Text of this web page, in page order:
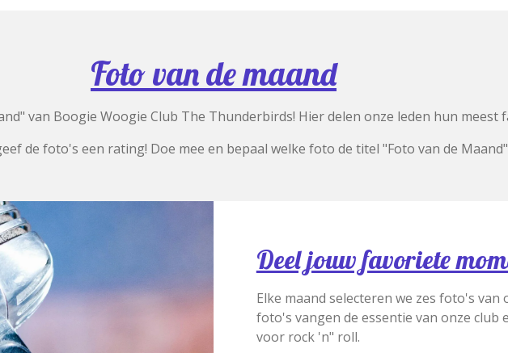
Foto van de maand
van Boogie Woogie Club The Thunderbirds! Hier delen onze leden hun meest
de foto's een rating! Doe mee en bepaal welke foto de titel "Foto van de
Deel jouw favoriete
Elke maand selecteren we zes foto's van
foto's vangen de essentie van onze club
voor rock 'n" roll.